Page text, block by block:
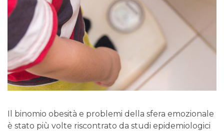
Il binomio obesità e problemi della sfera emozionale
è stato più volte riscontrato da studi epidemiologici